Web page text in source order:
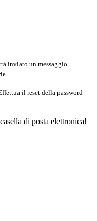
inviato un messaggio
il reset della password
di posta elettronica!